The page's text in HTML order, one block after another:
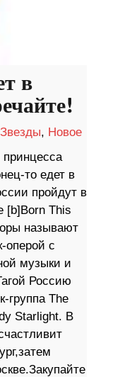
в
Звезды, Новое
то едет в
пройдут в
[b]Born This
называют
оперой с
музыки и
Россию
группа The
Starlight. В